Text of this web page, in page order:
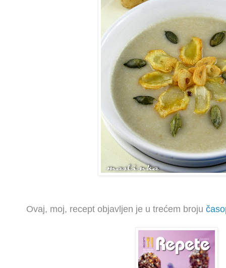
Ovaj, moj, recept objavljen je u trećem broju